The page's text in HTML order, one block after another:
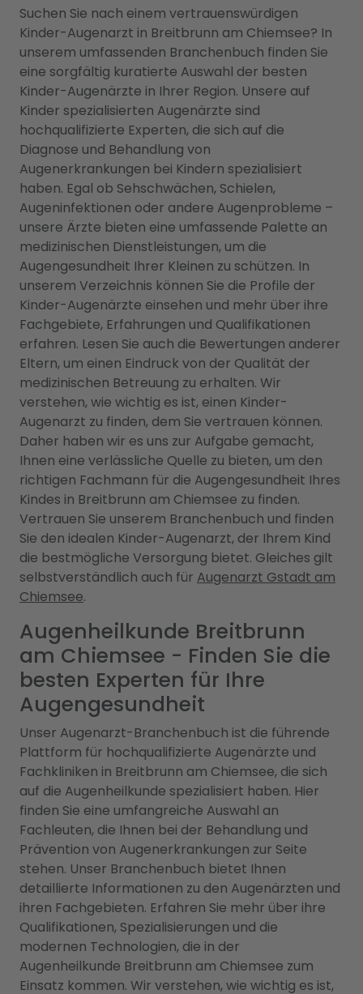
Suchen Sie nach einem vertrauenswürdigen
Kinder-Augenarzt in Breitbrunn am Chiemsee? In
unserem umfassenden Branchenbuch finden Sie
eine sorgfältig kuratierte Auswahl der besten
Kinder-Augenärzte in Ihrer Region. Unsere auf
Kinder spezialisierten Augenärzte sind
hochqualifizierte Experten, die sich auf die
Diagnose und Behandlung von
Augenerkrankungen bei Kindern spezialisiert
haben. Egal ob Sehschwächen, Schielen,
Augeninfektionen oder andere Augenprobleme –
unsere Ärzte bieten eine umfassende Palette an
medizinischen Dienstleistungen, um die
Augengesundheit Ihrer Kleinen zu schützen. In
unserem Verzeichnis können Sie die Profile der
Kinder-Augenärzte einsehen und mehr über ihre
Fachgebiete, Erfahrungen und Qualifikationen
erfahren. Lesen Sie auch die Bewertungen anderer
Eltern, um einen Eindruck von der Qualität der
medizinischen Betreuung zu erhalten. Wir
verstehen, wie wichtig es ist, einen Kinder-
Augenarzt zu finden, dem Sie vertrauen können.
Daher haben wir es uns zur Aufgabe gemacht,
Ihnen eine verlässliche Quelle zu bieten, um den
richtigen Fachmann für die Augengesundheit Ihres
Kindes in Breitbrunn am Chiemsee zu finden.
Vertrauen Sie unserem Branchenbuch und finden
Sie den idealen Kinder-Augenarzt, der Ihrem Kind
die bestmögliche Versorgung bietet. Gleiches gilt
selbstverständlich auch für Augenarzt Gstadt am
Chiemsee.
Augenheilkunde Breitbrunn
am Chiemsee - Finden Sie die
besten Experten für Ihre
Augengesundheit
Unser Augenarzt-Branchenbuch ist die führende
Plattform für hochqualifizierte Augenärzte und
Fachkliniken in Breitbrunn am Chiemsee, die sich
auf die Augenheilkunde spezialisiert haben. Hier
finden Sie eine umfangreiche Auswahl an
Fachleuten, die Ihnen bei der Behandlung und
Prävention von Augenerkrankungen zur Seite
stehen. Unser Branchenbuch bietet Ihnen
detaillierte Informationen zu den Augenärzten und
ihren Fachgebieten. Erfahren Sie mehr über ihre
Qualifikationen, Spezialisierungen und die
modernen Technologien, die in der
Augenheilkunde Breitbrunn am Chiemsee zum
Einsatz kommen. Wir verstehen, wie wichtig es ist,